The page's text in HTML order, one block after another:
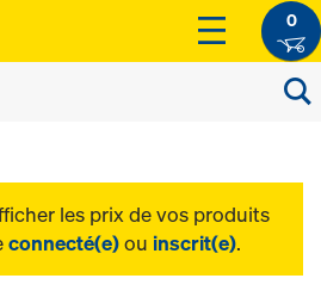
0
les prix de vos produits
connecté(e)ou inscrit(e).